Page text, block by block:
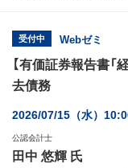
受付中 Webゼミ
【有価証券報告書
去債務
2026/07/15（水）
公認会計士
田中 悠輝 氏